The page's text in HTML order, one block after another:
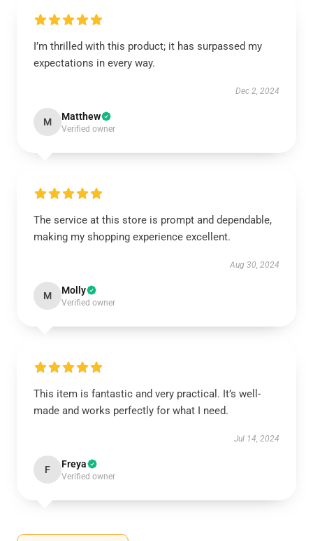
I’m thrilled with this product; it has surpassed my
expectations in every way.
Dec 2, 2024
M Matthew
Verified owner
The service at this store is prompt and dependable,
making my shopping experience excellent.
Aug 30, 2024
M Molly
Verified owner
This item is fantastic and very practical. It’s well-
made and works perfectly for what I need.
Jul 14, 2024
F Freya
Verified owner